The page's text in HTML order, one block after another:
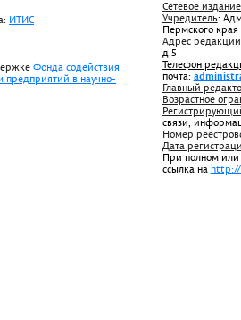
ИТИС
Фонда содействия
в научно-
Сетевое
Учредитель:
Пермского края
Адрес
д.5
Телефон
почта:
Главный
Возрастное
связи,
Номер
Дата
При полном или
ссылка на http://